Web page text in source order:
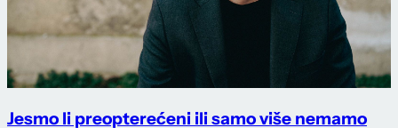
Jesmo li preopterećeni ili samo više nemamo